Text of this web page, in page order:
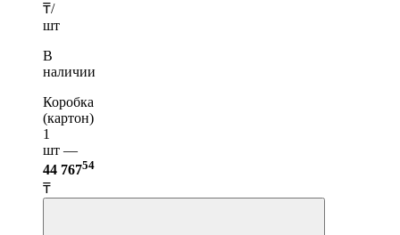
₸/
шт
В
наличии
Коробка
(картон)
1
шт —
44 76754
₸